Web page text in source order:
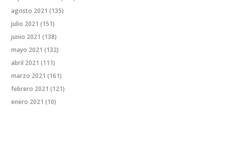
agosto 2021 (135)
julio 2021 (151)
junio 2021 (138)
mayo 2021 (132)
abril 2021 (111)
marzo 2021 (161)
febrero 2021 (121)
enero 2021 (10)